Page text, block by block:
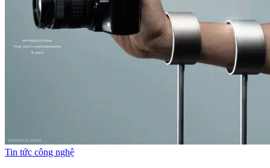
Tin tức công nghệ